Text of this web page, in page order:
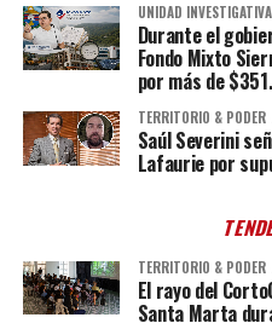
UNIDAD INVESTIGATIVA
Durante el
Fondo Mixto
por más de
TERRITORIO & PODER
Saúl Severini
Lafaurie por
TERRITORIO & PODER
El rayo del
Santa Marta